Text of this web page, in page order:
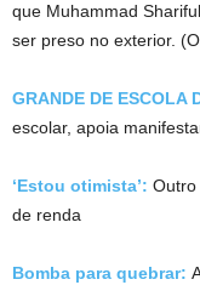
que Muhammad
ser preso no exterior.
GRANDE DE ESCOLA
escolar, apoia
‘Estou otimista’:
de renda
Bomba para quebrar: